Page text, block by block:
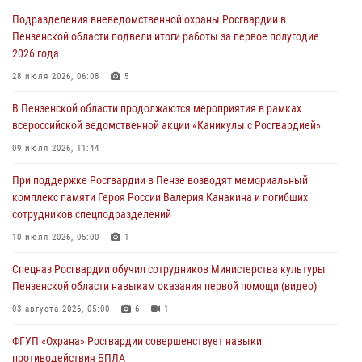
05 августа 2026, 04:00
В Пензе при силовой поддержке Росгвардии пресечена
деятельность ОПГ, маскировавшейся под реабилитационный центр
В Управлении Росгвардии по Пензенской области подвели итоги
04 августа 2026, 06:08
Росгвардия обеспечила безопасность праздничных мероприятий в
День ВДВ в Пензе
Подразделения вневедомственной охраны Росгвардии в
Пензенской области подвели итоги работы за первое полугодие
2026 года
28 июля 2026, 06:08 5
В Пензенской области продолжаются мероприятия в рамках
всероссийской ведомственной акции «Каникулы с Росгвардией»
09 июля 2026, 11:44
При поддержке Росгвардии в Пензе возводят мемориальный
комплекс памяти Героя России Валерия Канакина и погибших
сотрудников спецподразделений
10 июля 2026, 05:00 1
Спецназ Росгвардии обучил сотрудников Министерства культуры
Пензенской области навыкам оказания первой помощи (видео)
03 августа 2026, 05:00 6 1
ФГУП «Охрана» Росгвардии совершенствует навыки
противодействия БПЛА